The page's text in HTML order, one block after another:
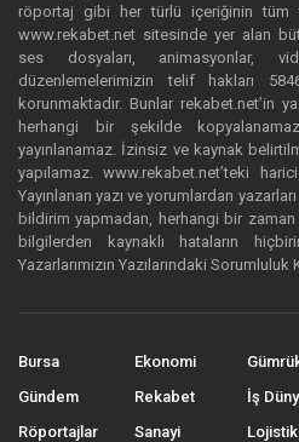
röportaj gibi her türlü içeriğinin tüm
www.rekabet.net sitesinde yer alan
ses dosyaları, animasyonlar,
düzenlemelerimizin telif hakları
korunmaktadır. Bunlar rekabet.net’in
herhangi bir şekilde
yayınlanamaz. İzinsiz ve kaynak
yapılamaz. www.rekabet.net’teki
Yayınlanan yazı ve yorumlardan
bildirim yapmadan, herhangi bir
bilgilerden kaynaklı hataların
Yazarlarımızın Yazılarındaki
Bursa
Gündem
Röportajlar
Ekonomi
Rekabet
Sanayi
İş
Lojistik